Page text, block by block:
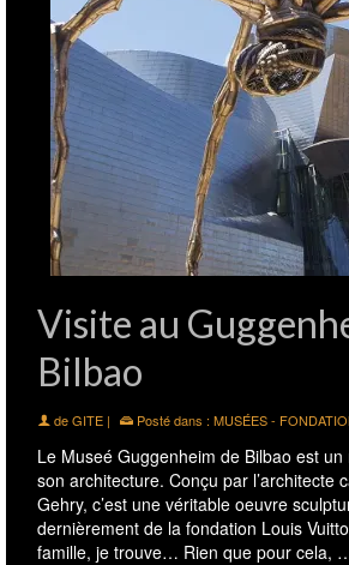
Visite au
Bilbao
deGITE | Posté dans : MUSÉES -
Le Museé Guggenheim de Bilbao est
son architecture. Conçu par l’architecte
Gehry, c’est une véritable oeuvre
dernièrement de la fondation Louis
famille, je trouve… Rien que pour cela,